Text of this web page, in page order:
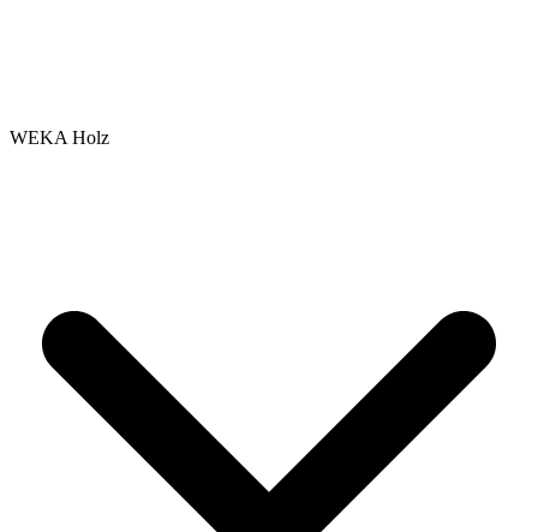
WEKA Holz